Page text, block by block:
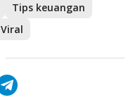
Tips keuangan
Viral